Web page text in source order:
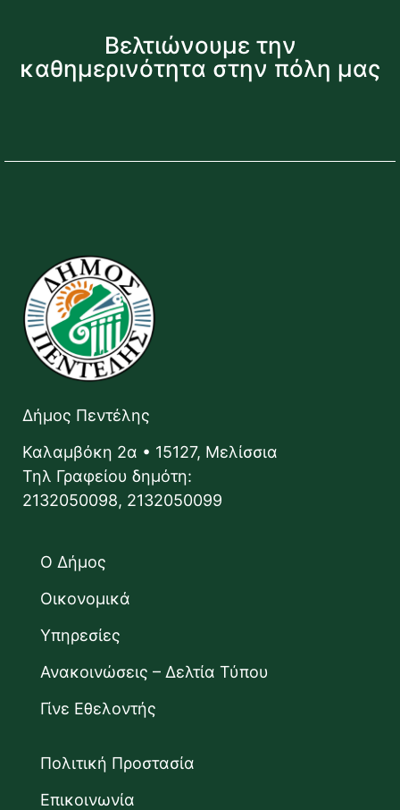
Βελτιώνουμε την
καθημερινότητα στην πόλη μας
Δήμος Πεντέλης
Καλαμβόκη 2α • 15127, Μελίσσια
Τηλ Γραφείου δημότη:
2132050098, 2132050099
Ο Δήμος
Οικονομικά
Υπηρεσίες
Ανακοινώσεις – Δελτία Τύπου
Γίνε Εθελοντής
Πολιτική Προστασία
Επικοινωνία